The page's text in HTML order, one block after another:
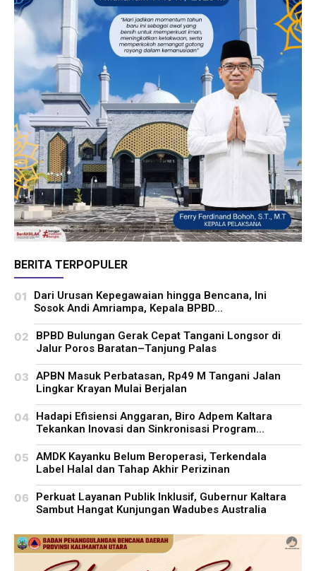
BERITA TERPOPULER
Dari Urusan Kepegawaian hingga Bencana, Ini
Sosok Andi Amriampa, Kepala BPBD...
BPBD Bulungan Gerak Cepat Tangani Longsor di
Jalur Poros Baratan–Tanjung Palas
APBN Masuk Perbatasan, Rp49 M Tangani Jalan
Lingkar Krayan Mulai Berjalan
Hadapi Efisiensi Anggaran, Biro Adpem Kaltara
Tekankan Inovasi dan Sinkronisasi Program...
AMDK Kayanku Belum Beroperasi, Terkendala
Label Halal dan Tahap Akhir Perizinan
Perkuat Layanan Publik Inklusif, Gubernur Kaltara
Sambut Hangat Kunjungan Wadubes Australia